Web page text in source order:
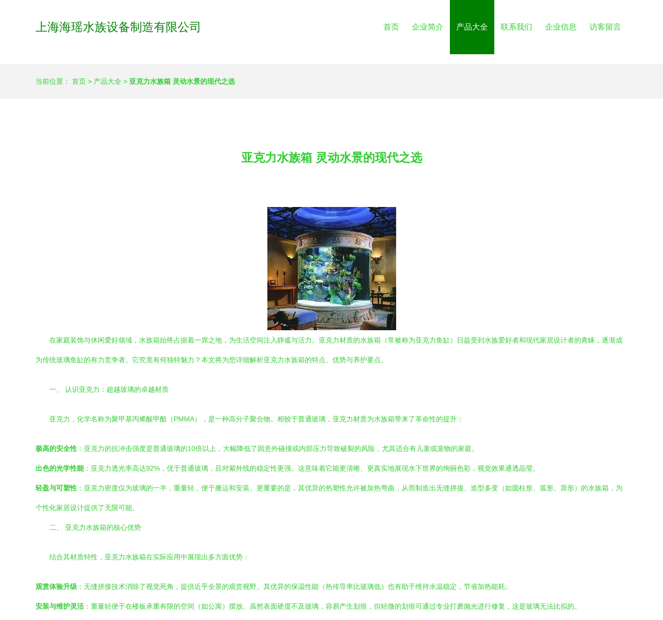
上海海瑶水族设备制造有限公司 首页 企业简介 产品大全 联系我们 企业信息 访客留言
当前位置： 首页 > 产品大全 > 亚克力水族箱 灵动水景的现代之选
亚克力水族箱 灵动水景的现代之选
在家庭装饰与休闲爱好领域，水族箱始终占据着一席之地，为生活空间注入静谧与活力。亚克力材质的水族箱（常被称为亚克力鱼缸）日益受到水族爱好者和现代家居设计者的青睐，逐渐成
为传统玻璃鱼缸的有力竞争者。它究竟有何独特魅力？本文将为您详细解析亚克力水族箱的特点、优势与养护要点。
一、 认识亚克力：超越玻璃的卓越材质
亚克力，化学名称为聚甲基丙烯酸甲酯（PMMA），是一种高分子聚合物。相较于普通玻璃，亚克力材质为水族箱带来了革命性的提升：
极高的安全性 ：亚克力的抗冲击强度是普通玻璃的10倍以上，大幅降低了因意外碰撞或内部压力导致破裂的风险，尤其适合有儿童或宠物的家庭。
出色的光学性能：亚克力透光率高达92%，优于普通玻璃，且对紫外线的稳定性更强。这意味着它能更清晰、更真实地展现水下世界的绚丽色彩，视觉效果通透晶莹。
轻盈与可塑性 ：亚克力密度仅为玻璃的一半，重量轻，便于搬运和安装。更重要的是，其优异的热塑性允许被加热弯曲，从而制造出无缝拼接、造型多变（如圆柱形、弧形、异形）的水族箱，为
个性化家居设计提供了无限可能。
二、 亚克力水族箱的核心优势
结合其材质特性，亚克力水族箱在实际应用中展现出多方面优势：
观赏体验升级 ：无缝拼接技术消除了视觉死角，提供近乎全景的观赏视野。其优异的保温性能（热传导率比玻璃低）也有助于维持水温稳定，节省加热能耗。
安装与维护灵活 ：重量轻便于在楼板承重有限的空间（如公寓）摆放。虽然表面硬度不及玻璃，容易产生划痕，但轻微的划痕可通过专业打磨抛光进行修复，这是玻璃无法比拟的。